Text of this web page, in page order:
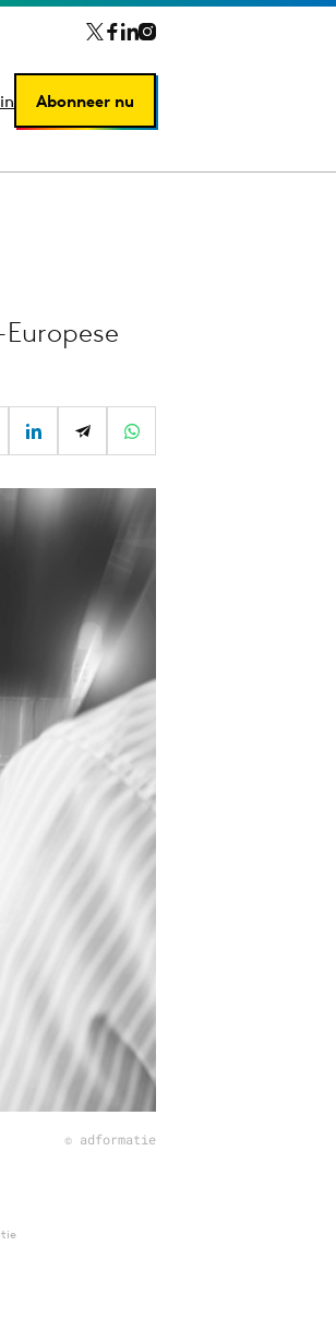
Abonneer nu
Abonneer nu
© adformatie